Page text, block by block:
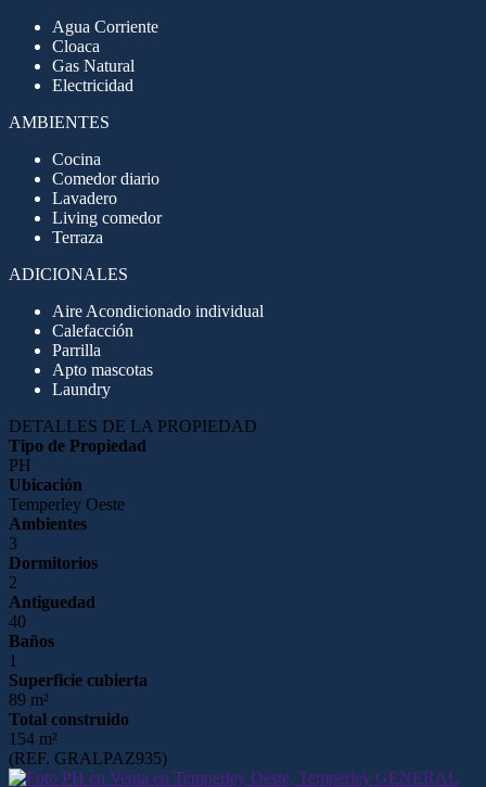
Agua Corriente
Cloaca
Gas Natural
Electricidad
AMBIENTES
Cocina
Comedor diario
Lavadero
Living comedor
Terraza
ADICIONALES
Aire Acondicionado individual
Calefacción
Parrilla
Apto mascotas
Laundry
DETALLES DE LA PROPIEDAD
Tipo de Propiedad
PH
Ubicación
Temperley Oeste
Ambientes
3
Dormitorios
2
Antiguedad
40
Baños
1
Superficie cubierta
89 m²
Total construido
154 m²
(REF. GRALPAZ935)